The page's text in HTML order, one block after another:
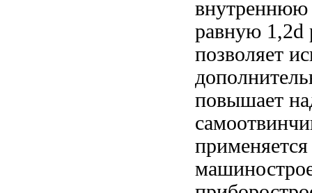
внутреннюю
равную 1,2d
позволяет
повышает